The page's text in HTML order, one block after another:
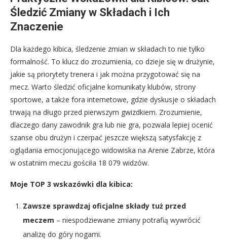
Śledzić Zmiany w Składach i Ich
Znaczenie
Dla każdego kibica, śledzenie zmian w składach to nie tylko
formalność. To klucz do zrozumienia, co dzieje się w drużynie,
jakie są priorytety trenera i jak można przygotować się na
mecz. Warto śledzić oficjalne komunikaty klubów, strony
sportowe, a także fora internetowe, gdzie dyskusje o składach
trwają na długo przed pierwszym gwizdkiem. Zrozumienie,
dlaczego dany zawodnik gra lub nie gra, pozwala lepiej ocenić
szanse obu drużyn i czerpać jeszcze większą satysfakcję z
oglądania emocjonującego widowiska na Arenie Zabrze, która
w ostatnim meczu gościła 18 079 widzów.
Moje TOP 3 wskazówki dla kibica:
Zawsze sprawdzaj oficjalne składy tuż przed
meczem – niespodziewane zmiany potrafią wywrócić
analizę do góry nogami.